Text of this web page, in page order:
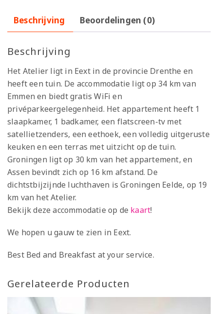
Beschrijving Beoordelingen (0)
Beschrijving
Het Atelier ligt in Eext in de provincie Drenthe en
heeft een tuin. De accommodatie ligt op 34 km van
Emmen en biedt gratis WiFi en
privéparkeergelegenheid. Het appartement heeft 1
slaapkamer, 1 badkamer, een flatscreen-tv met
satellietzenders, een eethoek, een volledig uitgeruste
keuken en een terras met uitzicht op de tuin.
Groningen ligt op 30 km van het appartement, en
Assen bevindt zich op 16 km afstand. De
dichtstbijzijnde luchthaven is Groningen Eelde, op 19
km van het Atelier.
Bekijk deze accommodatie op de kaart!
We hopen u gauw te zien in Eext.
Best Bed and Breakfast at your service.
Gerelateerde Producten